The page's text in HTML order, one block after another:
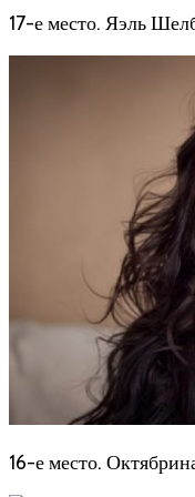
17-е место. Яэль
16-е место.